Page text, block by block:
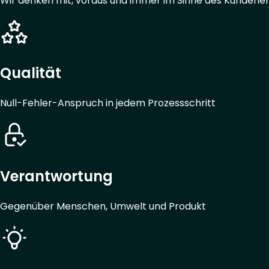
Qualität
Null-Fehler-Anspruch in jedem Prozessschritt
Verantwortung
Gegenüber Menschen, Umwelt und Produkt